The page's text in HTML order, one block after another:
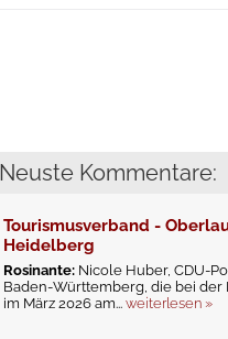
Neuste Kommentare:
Tourismusverband -
Heidelberg
Rosinante: Nicole Huber, CDU-
Baden-Württemberg, die bei der
im März 2026 am...weiterlesen »